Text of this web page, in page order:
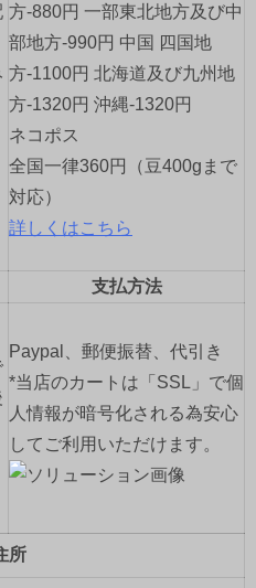
方-880円 一部東北地方及び中
部地方-990円 中国 四国地
方-1100円 北海道及び九州地
方-1320円 沖縄-1320円
ネコポス
全国一律360円（豆400gまで
対応）
詳しくはこちら
支払方法
Paypal、郵便振替、代引き
*当店のカートは「SSL」で個
人情報が暗号化される為安心
してご利用いただけます。
所